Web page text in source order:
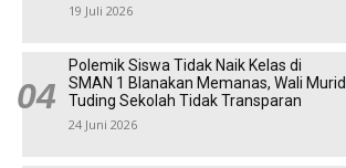
19 Juli 2026
Polemik Siswa Tidak Naik Kelas di
SMAN 1 Blanakan Memanas, Wali Murid
Tuding Sekolah Tidak Transparan
24 Juni 2026